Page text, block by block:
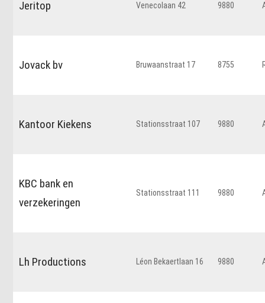
Jeritop Venecolaan 42 9880
Jovack bv Bruwaanstraat 17 8755
Kantoor Kiekens Stationsstraat 107 9880
KBC bank en
verzekeringen
Stationsstraat 111 9880
Lh Productions Léon Bekaertlaan 16 9880